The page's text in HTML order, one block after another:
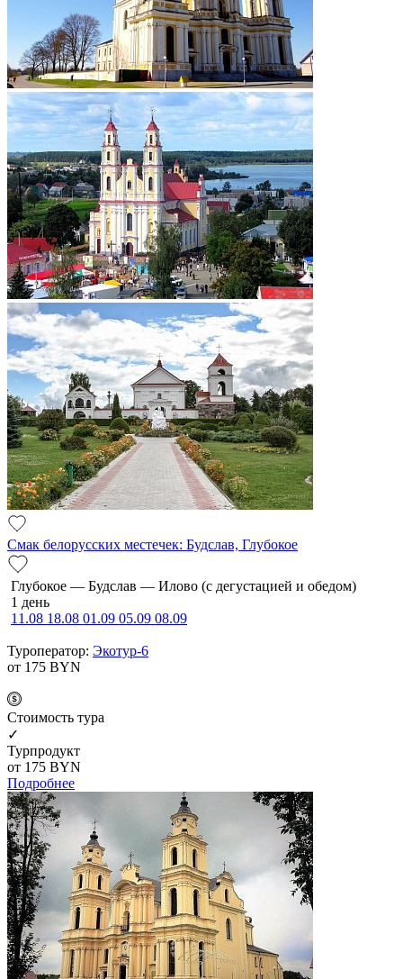
Смак белорусских местечек: Будслав, Глубокое
Глубокое — Будслав — Илово (с дегустацией и обедом)
1 день
11.08 18.08 01.09 05.09 08.09
Туроператор: Экотур-6
от 175 BYN
Cтоимость тура
✓
Турпродукт
от 175 BYN
Подробнее